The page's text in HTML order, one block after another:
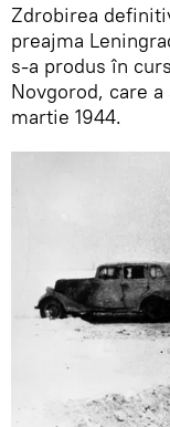
Zdrobirea
preajma
s-a produs în
Novgorod, care
martie 1944.